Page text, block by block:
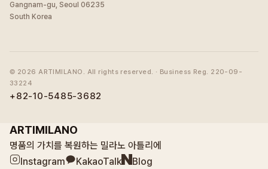
Gangnam-gu, Seoul 06235
South Korea
© 2026 ARTIMILANO. All rights reserved. · Business Reg. 220-09-
33224
+82-10-5485-3682
ARTIMILANO
명품의 가치를 복원하는 밀라노 아틀리에
Instagram
KakaoTalk Blog